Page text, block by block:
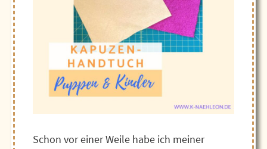
Schon vor einer Weile habe ich meiner